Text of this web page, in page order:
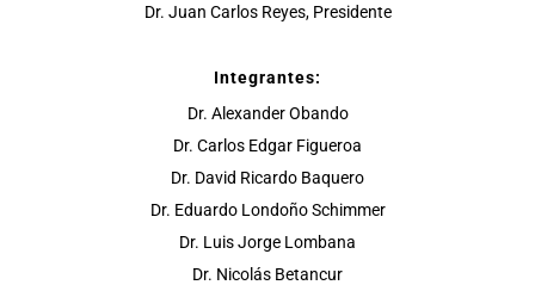
Dr. Juan Carlos Reyes, Presidente
Integrantes:
Dr. Alexander Obando
Dr. Carlos Edgar Figueroa
Dr. David Ricardo Baquero
Dr. Eduardo Londoño Schimmer
Dr. Luis Jorge Lombana
Dr. Nicolás Betancur